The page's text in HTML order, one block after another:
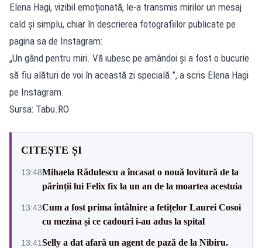
Elena Hagi, vizibil emoționată, le-a transmis mirilor un mesaj
cald și simplu, chiar în descrierea fotografiilor publicate pe
pagina sa de Instagram:
„Un gând pentru miri. Vă iubesc pe amândoi și a fost o bucurie
să fiu alături de voi în această zi specială.”, a scris Elena Hagi
pe Instagram.
Sursa: Tabu.RO
CITEȘTE ȘI
13:48Mihaela Rădulescu a încasat o nouă lovitură de la
părinții lui Felix fix la un an de la moartea acestuia
13:43Cum a fost prima întâlnire a fetițelor Laurei Cosoi
cu mezina și ce cadouri i-au adus la spital
13:41Selly a dat afară un agent de pază de la Nibiru.